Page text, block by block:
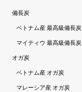
備長炭
ベトナム産 最高級備長炭
マイティウ 最高級備長炭
オガ炭
ベトナム産 オガ炭
マレーシア産 オガ炭